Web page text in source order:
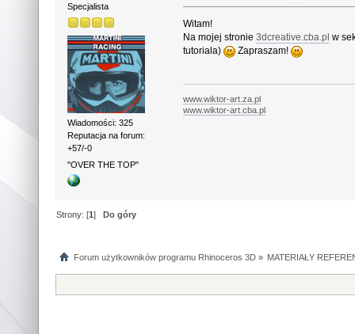
Specjalista
Wiadomości: 325
Reputacja na forum:
+57/-0
"OVER THE TOP"
Witam!
Na mojej stronie3dcreative.cba.pl w
tutoriala)
Zapraszam!
www.wiktor-art.za.pl
www.wiktor-art.cba.pl
Strony: [1]Do góry
Forum użytkowników programu Rhinoceros 3D» MATERIAŁY